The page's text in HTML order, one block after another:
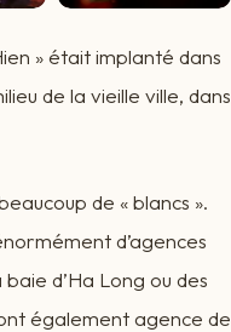
» était implanté dans
de la vieille ville, dans
de « blancs ».
d’agences
d’Ha Long ou des
également agence de